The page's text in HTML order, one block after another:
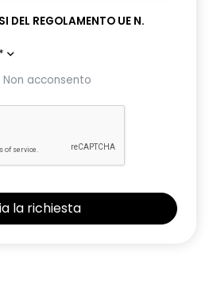
DEL REGOLAMENTO UE N.
*
Non acconsento